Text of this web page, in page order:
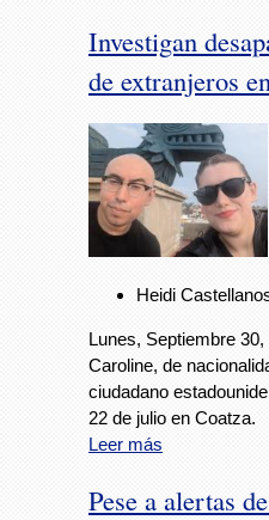
Investigan
de extranjeros
Heidi
Lunes, Septiembre
Caroline, de
ciudadano
22 de julio en Coatza.
Leer más
Pese a alertas